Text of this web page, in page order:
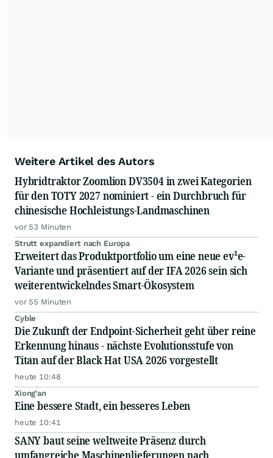
Weitere Artikel des Autors
Hybridtraktor Zoomlion DV3504 in zwei Kategorien
für den TOTY 2027 nominiert - ein Durchbruch für
chinesische Hochleistungs-Landmaschinen
vor 53 Minuten
Strutt expandiert nach Europa
Erweitert das Produktportfolio um eine neue ev¹e-
Variante und präsentiert auf der IFA 2026 sein sich
weiterentwickelndes Smart-Ökosystem
vor 55 Minuten
Cyble
Die Zukunft der Endpoint-Sicherheit geht über reine
Erkennung hinaus - nächste Evolutionsstufe von
Titan auf der Black Hat USA 2026 vorgestellt
heute 10:48
Xiong'an
Eine bessere Stadt, ein besseres Leben
heute 10:41
SANY baut seine weltweite Präsenz durch